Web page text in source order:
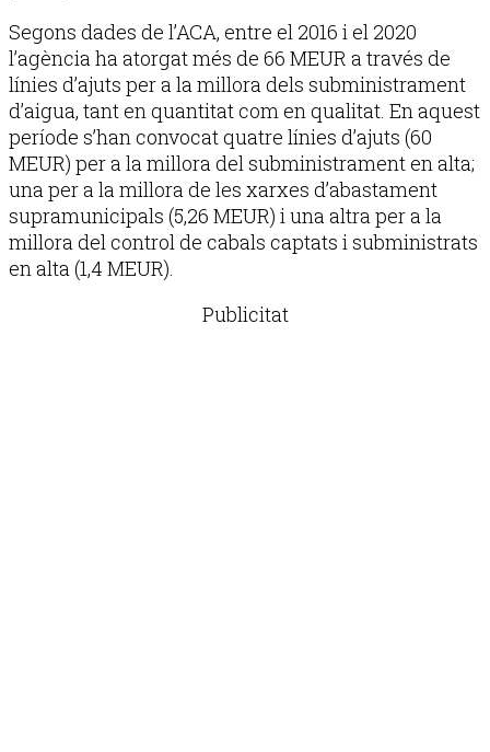
Segons dades de l’ACA, entre el 2016 i el 2020
l’agència ha atorgat més de 66 MEUR a través de
línies d’ajuts per a la millora dels subministrament
d’aigua, tant en quantitat com en qualitat. En aquest
període s’han convocat quatre línies d’ajuts (60
MEUR) per a la millora del subministrament en alta;
una per a la millora de les xarxes d’abastament
supramunicipals (5,26 MEUR) i una altra per a la
millora del control de cabals captats i subministrats
en alta (1,4 MEUR).
Publicitat